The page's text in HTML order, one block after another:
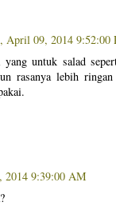
April 09, 2014 9:52:00
untuk salad
rasanya lebih
2014 9:39:00 AM